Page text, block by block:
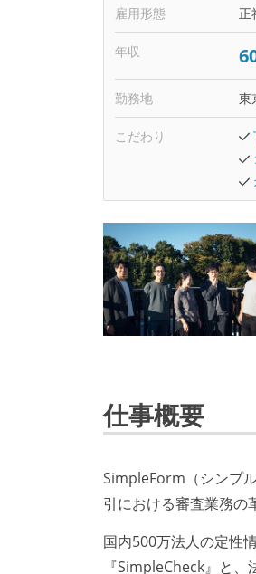
雇用形態 正
年収
勤務地 東
こだわり
仕事概要
SimpleForm（シンプ
引における審査業務の
国内500万法人の定性
『SimpleCheck』と